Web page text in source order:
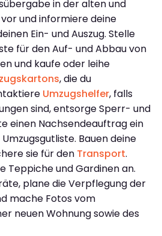
in der alten und
und informiere deine
Ein- und Auszug. Stelle
für den Auf- und Abbau von
und kaufe oder leihe
, die du
Umzugshelfer, falls
sind, entsorge Sperr- und
einen Nachsendeauftrag ein
Bauen deine
sie für den Transport.
Teppiche und Gardinen an.
plane die Verpflegung der
mache Fotos vom
neuen Wohnung sowie des